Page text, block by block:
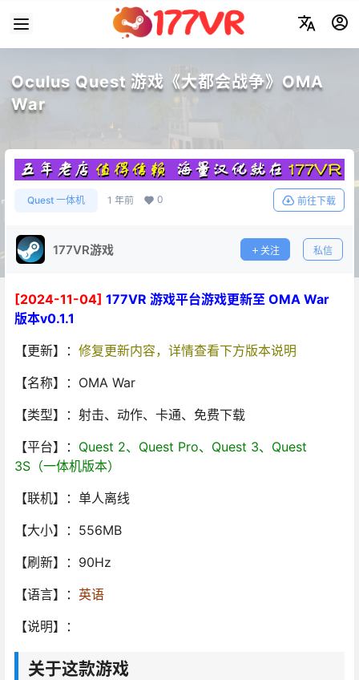
Oculus Quest 游戏《大都会战争》OMA
War
Quest 一体机 1 年前 0 前往下载
177VR游戏 关注 私信
[2024-11-04] 177VR 游戏平台游戏更新至 OMA War
版本v0.1.1
【更新】： 修复更新内容，详情查看下方版本说明
【名称】：OMA War
【类型】：射击、动作、卡通、免费下载
【平台】： Quest 2、Quest Pro、Quest 3、Quest
3S（一体机版本）
【联机】：单人离线
【大小】：556MB
【刷新】：90Hz
【语言】： 英语
【说明】：
关于这款游戏